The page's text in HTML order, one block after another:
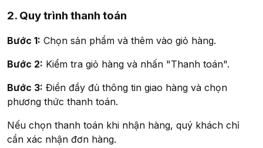
2. Quy trình thanh toán
Bước 1: Chọn sản phẩm và thêm vào giỏ hàng.
Bước 2: Kiểm tra giỏ hàng và nhấn "Thanh toán".
Bước 3: Điền đầy đủ thông tin giao hàng và chọn
phương thức thanh toán.
Nếu chọn thanh toán khi nhận hàng, quý khách chỉ
cần xác nhận đơn hàng.